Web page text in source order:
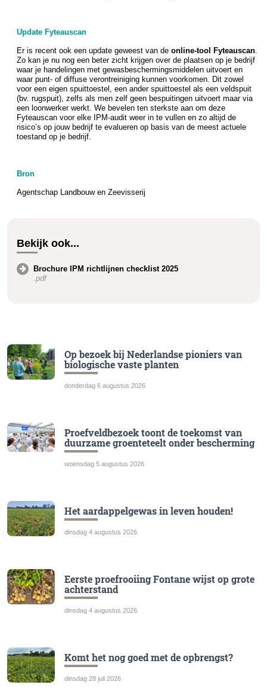
Update Fyteauscan
Er is recent ook een update geweest van de online-tool Fyteauscan
Zo kan je nu nog een beter zicht krijgen over de plaatsen op je bedrijf
waar je handelingen met gewasbeschermingsmiddelen uitvoert en
waar punt- of diffuse verontreiniging kunnen voorkomen. Dit zowel
voor een eigen spuittoestel, een ander spuittoestel als een veldspuit
(bv. rugspuit), zelfs als men zelf geen bespuitingen uitvoert maar via
een loonwerker werkt. We bevelen ten sterkste aan om deze
Fyteauscan voor elke IPM-audit weer in te vullen en zo altijd de
risico’s op jouw bedrijf te evalueren op basis van de meest actuele
toestand op je bedrijf.
Bron
Agentschap Landbouw en Zeevisserij
Bekijk ook...
Brochure IPM richtlijnen checklist 2025
.pdf
Op bezoek bij Nederlandse pioniers van
biologische vaste planten
donderdag 6 augustus 2026
Proefveldbezoek toont de toekomst van
duurzame groenteteelt onder bescherming
woensdag 5 augustus 2026
Het aardappelgewas in leven houden!
dinsdag 4 augustus 2026
Eerste proefrooiing Fontane wijst op grote
achterstand
dinsdag 4 augustus 2026
Komt het nog goed met de opbrengst?
dinsdag 28 juli 2026